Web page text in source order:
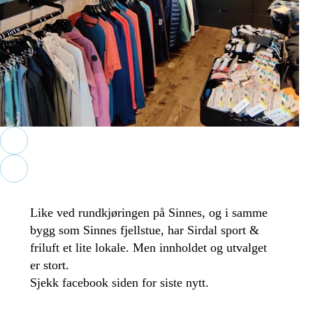
Like ved rundkjøringen på Sinnes, og i samme
bygg som Sinnes fjellstue, har Sirdal sport &
friluft et lite lokale. Men innholdet og utvalget
er stort.
Sjekk facebook siden for siste nytt.